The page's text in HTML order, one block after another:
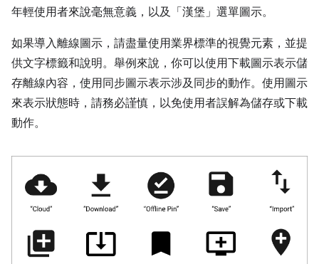
年輕使用者來說毫無意義，以及「漢堡」選單圖示。
如果導入離線圖示，請盡量使用業界標準的視覺元素，並提
供文字標籤和說明。舉例來說，你可以使用下載圖示表示儲
存離線內容，使用同步圖示表示涉及同步的動作。使用圖示
來表示狀態時，請務必謹慎，以免使用者誤解為儲存或下載
動作。